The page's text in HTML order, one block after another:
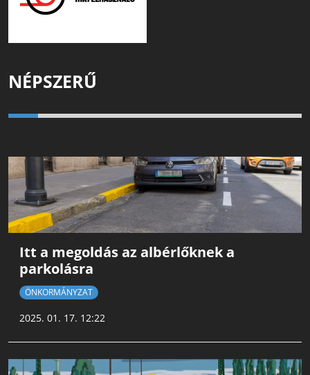
NÉPSZERŰ
Itt a megoldás az albérlőknek a
parkolásra
ÖNKORMÁNYZAT
2025. 01. 17. 12:22